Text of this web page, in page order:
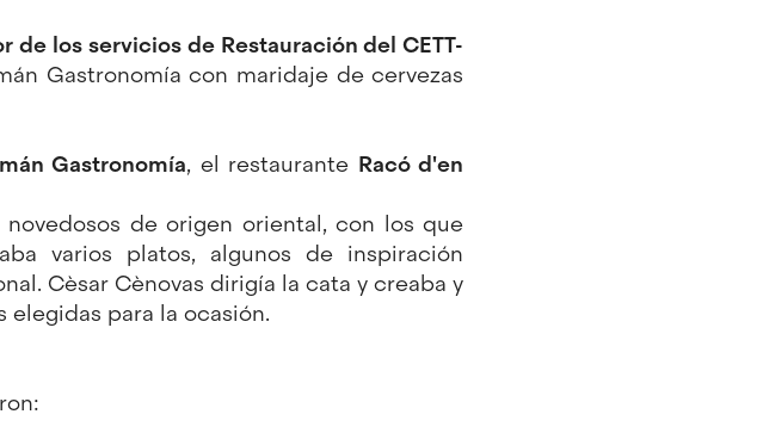
de los servicios de Restauración del CETT-
Gastronomía con maridaje de cervezas
Gastronomía, el restaurante Racó d'en
de origen oriental, con los que
varios platos, algunos de inspiración
Cèsar Cènovas dirigía la cata y creaba y
elegidas para la ocasión.